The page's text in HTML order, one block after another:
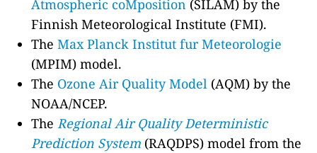
Atmospheric coMposition (SILAM) by the
Finnish Meteorological Institute (FMI).
TheMax Planck Institut fur Meteorologie
(MPIM) model.
The Ozone Air Quality Model (AQM) by the
NOAA/NCEP.
TheRegional Air Quality Deterministic
Prediction System (RAQDPS) model from the